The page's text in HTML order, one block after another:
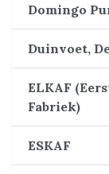
Domingo
Duinvoet,
ELKAF
Fabriek)
ESKAF